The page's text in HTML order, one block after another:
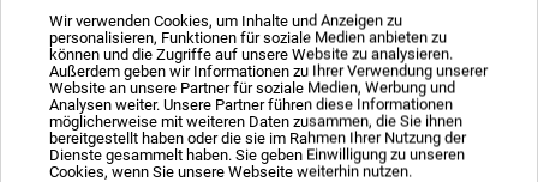
Wir verwenden Cookies, um Inhalte und Anzeigen zu
personalisieren, Funktionen für soziale Medien anbieten zu
können und die Zugriffe auf unsere Website zu analysieren.
Außerdem geben wir Informationen zu Ihrer Verwendung unserer
Website an unsere Partner für soziale Medien, Werbung und
Analysen weiter. Unsere Partner führen diese Informationen
möglicherweise mit weiteren Daten zusammen, die Sie ihnen
bereitgestellt haben oder die sie im Rahmen Ihrer Nutzung der
Dienste gesammelt haben. Sie geben Einwilligung zu unseren
Cookies, wenn Sie unsere Webseite weiterhin nutzen.
Enthält Biozidprodukte. Enthält 1,2-Benzisothiazol-
3(2H)-on, 5-Chloro-2-methyl-4-isothiazol-3-on, 2-
Methyl-2H-isothiazol-3-on und 2-Octyl-2H-isothiazol-3-
on. Kann allergische Reaktionen hervorrufen.